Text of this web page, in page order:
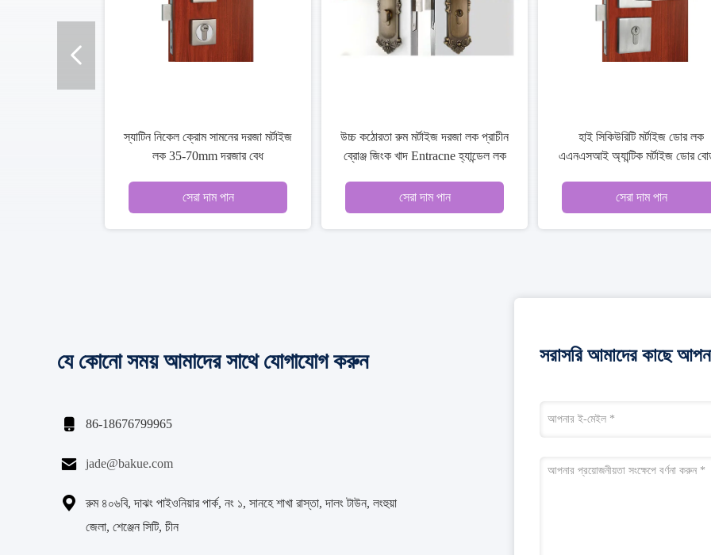
গোলাপী দরজা চাবি অভ্যন্তরীণ দরজা
Mortise লকসেট প্রতিস্থাপন জিংক খাদ
আবাসিক মর্টিস দরজা লক প্রবেশদ্বার দরজা
প্রতিস্থাপন মর্টিস লক
সেরা দাম পান
ক্রোম লিভার হ্যান্ডেল অন রোজ
লকসেট প্রতিস্থাপন জিংক
সেরা দাম পান
যে কোনো সময় আমাদের সাথে যোগাযোগ করুন
 86-18676799965
 jade@bakue.com

রুম ৪০৬বি, দাঝং পাইওনিয়ার পার্ক, নং ১, সানহে শাখা রাস্তা, দালং টাউন, লংহুয়া
জেলা, শেঞ্জেন সিটি, চীন
সরাসরি আমাদের কাছে